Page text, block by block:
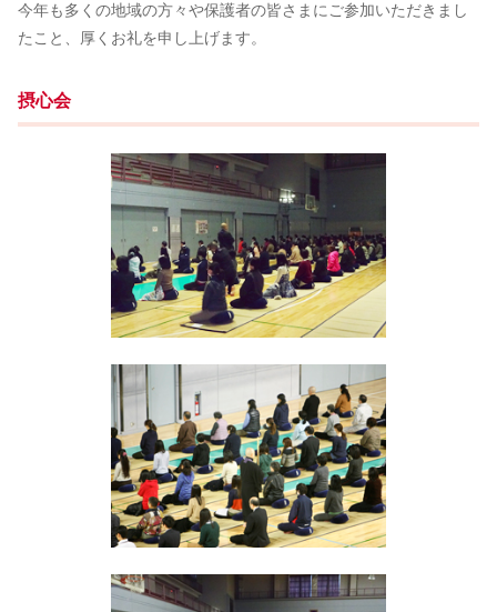
今年も多くの地域の方々や保護者の皆さまにご参加いただきまし
たこと、厚くお礼を申し上げます。
摂心会